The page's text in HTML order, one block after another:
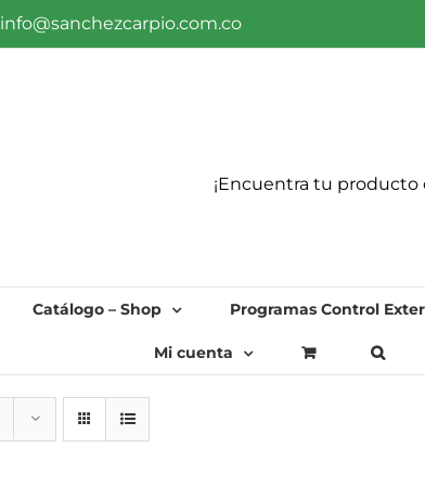
info@sanchezcarpio.com.co
¡Encuentra tu producto
Catálogo – Shop Programas Control
Mi cuenta